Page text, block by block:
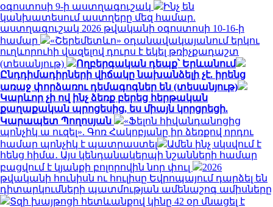
օգոստոսի 9-ի աստղագուշակ
Ինչ են
կանխատեսում աստղերը մեզ համար.
աստղագուշակ 2026 թվականի օգոստոսի 10-16-ի
համար
«Շերեմետևո» օդանավակայանում երկու
ուղևորուհի վազելով դուրս է եկել թռիչքադաշտ
(տեսանյութ)
Ողբերգական դեպք՝ Երևանում
Ընդդիմադիրների վիճակը նախանձելի չէ. իրենց
առաջ փորձառու դեմագոգներ են (տեսանյութ)
Կարևոր չի ով ինչ ձեռք բերեց հերթական
քաղաքական պրոցեսից, ես միայն կորցրեցի.
Կարապետ Պողոսյան
«Ֆելոն հիվանդանոցից
պոնչիկ ա ուզել». Գոռ Հակոբյանը իր ձեռքով որդու
համար պոնչիկ է պատրաստել
Ամեն ինչ սկսվում է
հենց հիմա․ Այս կենդանակերպի նշանների համար
բացվում է կյանքի բոլորովին նոր փուլ
2026
թվականի հունիսն ու հուլիսը Եվրոպայում դարձել են
դիտարկումների պատմության ամենաշոգ ամիսները
Տզի խայթոցի հետևանքով կինը 42 օր մնացել է